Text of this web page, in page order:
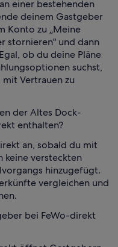
einer bestehenden
deinem Gastgeber
Konto zu „Meine
stornieren" und dann
ob du deine Pläne
suchst,
Vertrauen zu
der Altes Dock-
enthalten?
an, sobald du mit
keine versteckten
hinzugefügt.
vergleichen und
bei FeWo-direkt